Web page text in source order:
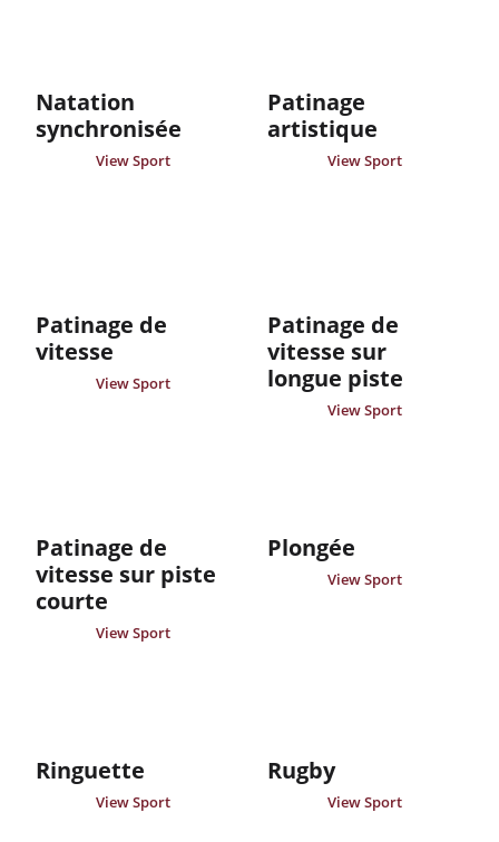
Natation
synchronisée
View Sport
Patinage
artistique
View Sport
Patinage de
vitesse
View Sport
Patinage de
vitesse sur
longue piste
View Sport
Patinage de
vitesse sur piste
courte
View Sport
Plongée
View Sport
Ringuette
View Sport
Rugby
View Sport